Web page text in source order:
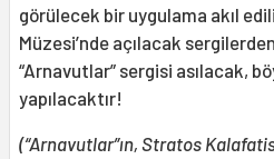
görülecek bir uygulama akıl
Müzesi’nde açılacak
“Arnavutlar” sergisi asılacak,
yapılacaktır!
(“Arnavutlar”ın, Stratos